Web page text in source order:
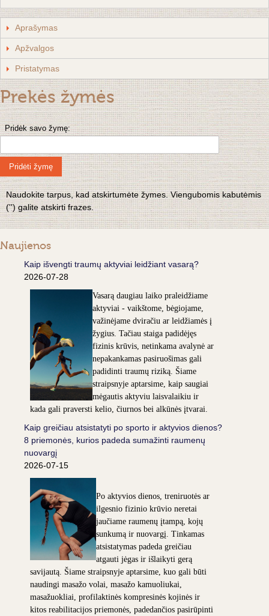
Aprašymas
Apžvalgos
Pristatymas
Prekės žymės
Pridėk savo žymę:
Pridėti žymę
Naudokite tarpus, kad atskirtumėte žymes. Viengubomis kabutėmis
('') galite atskirti frazes.
Naujienos
Kaip išvengti traumų aktyviai leidžiant vasarą?
2026-07-28
Vasarą daugiau laiko praleidžiame
aktyviai - vaikštome, bėgiojame,
važinėjame dviračiu ar leidžiamės į
žygius. Tačiau staiga padidėjęs
fizinis krūvis, netinkama avalynė ar
nepakankamas pasiruošimas gali
padidinti traumų riziką. Šiame
straipsnyje aptarsime, kaip saugiai
mėgautis aktyviu laisvalaikiu ir
kada gali praversti kelio, čiurnos bei alkūnės įtvarai.
Kaip greičiau atsistatyti po sporto ir aktyvios dienos?
8 priemonės, kurios padeda sumažinti raumenų
nuovargį
2026-07-15
Po aktyvios dienos, treniruotės ar
ilgesnio fizinio krūvio neretai
jaučiame raumenų įtampą, kojų
sunkumą ir nuovargį. Tinkamas
atsistatymas padeda greičiau
atgauti jėgas ir išlaikyti gerą
savijautą. Šiame straipsnyje aptarsime, kuo gali būti
naudingi masažo volai, masažo kamuoliukai,
masažuokliai, profilaktinės kompresinės kojinės ir
kitos reabilitacijos priemonės, padedančios pasirūpinti